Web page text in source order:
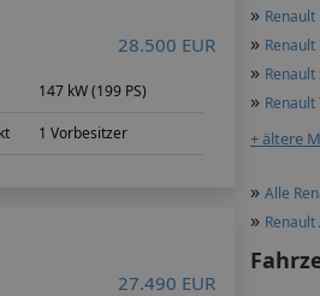
» Renault
»
» Renault
»
+ ältere
» Alle
»
28.500 EUR
147 kW (199 PS)
1 Vorbesitzer
27.490 EUR